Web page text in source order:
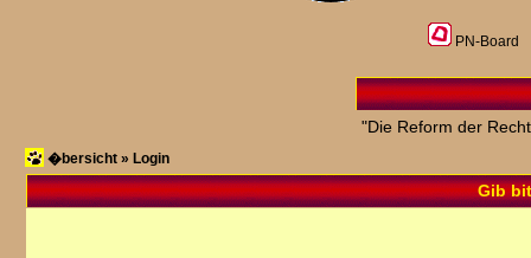
PN-Board
"Die Reform der
�bersicht » Login
Gib